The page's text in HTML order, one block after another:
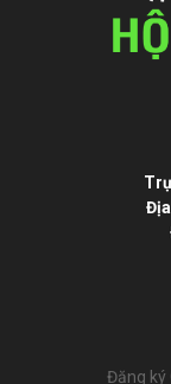
Đăng ký